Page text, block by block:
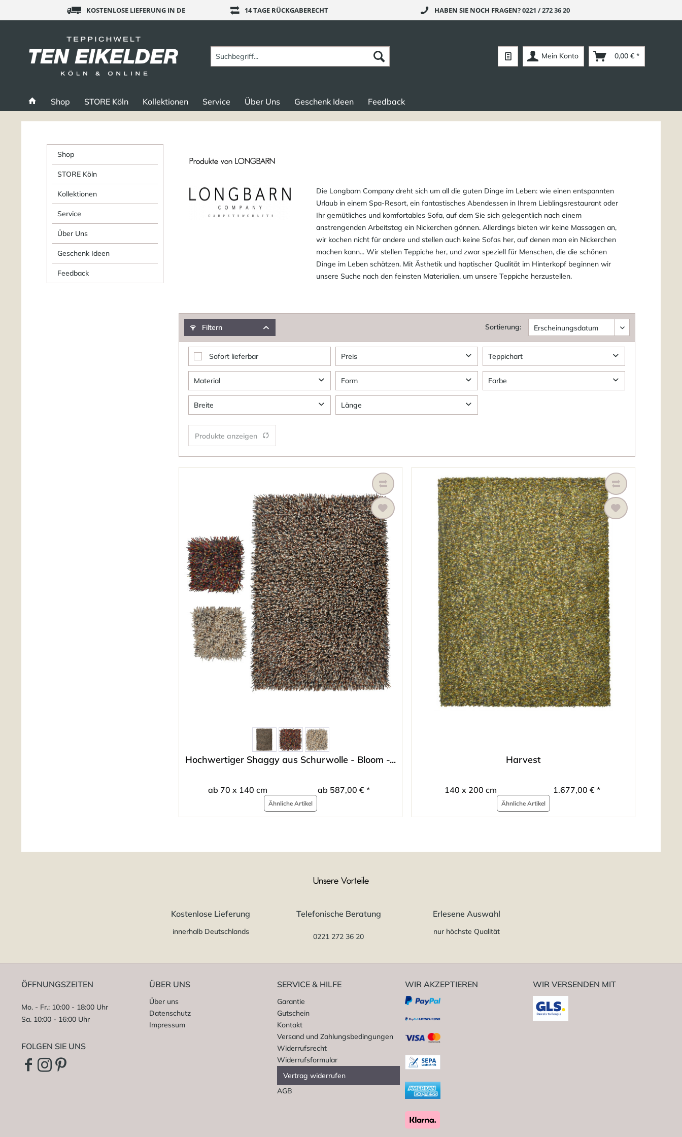
KOSTENLOSE LIEFERUNG IN DE 14 TAGE RÜCKGABERECHT HABEN SIE NOCH FRAGEN?0221 / 272 36 20
Mein Konto 0,00 € *
Shop STORE Köln Kollektionen Service Über Uns Geschenk Ideen Feedback
Shop
STORE Köln
Kollektionen
Service
Über Uns
Geschenk Ideen
Feedback
Produkte von LONGBARN
Die Longbarn Company dreht sich um all die guten Dinge im Leben: wie einen entspannten
Urlaub in einem Spa-Resort, ein fantastisches Abendessen in Ihrem Lieblingsrestaurant oder
Ihr gemütliches und komfortables Sofa, auf dem Sie sich gelegentlich nach einem
anstrengenden Arbeitstag ein Nickerchen gönnen. Allerdings bieten wir keine Massagen an,
wir kochen nicht für andere und stellen auch keine Sofas her, auf denen man ein Nickerchen
machen kann... Wir stellen Teppiche her, und zwar speziell für Menschen, die die schönen
Dinge im Leben schätzen. Mit Ästhetik und haptischer Qualität im Hinterkopf beginnen wir
unsere Suche nach den feinsten Materialien, um unsere Teppiche herzustellen.
Filtern Sortierung:
Sofort lieferbar Preis
von587,00 €bis1677,00 €
Teppichart
Design Teppiche
Material
Wolle
Form
Rechteckig
Farbe
Breite
von70,00 cm bis
Länge
Produkte anzeigen
Hochwertiger Shaggy aus Schurwolle - Bloom -...
ab 70 x 140 cm ab 587,00 € *
Ähnliche Artikel
Harvest
140 x 200 cm 1.677,00 € *
Ähnliche Artikel
Unsere Vorteile
Kostenlose Lieferung
innerhalb Deutschlands
Telefonische Beratung
0221 272 36 20
Erlesene Auswahl
nur höchste Qualität
ÖFFNUNGSZEITEN
Mo. - Fr.: 10:00 - 18:00 Uhr
Sa. 10:00 - 16:00 Uhr
FOLGEN SIE UNS
ÜBER UNS
Über uns
Datenschutz
Impressum
SERVICE & HILFE
Garantie
Gutschein
Kontakt
Versand und Zahlungsbedingungen
Widerrufsrecht
Widerrufsformular
Vertrag widerrufen
AGB
WIR AKZEPTIEREN WIR VERSENDEN MIT